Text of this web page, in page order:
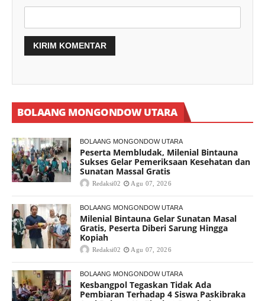
BOLAANG MONGONDOW UTARA
BOLAANG MONGONDOW UTARA
Peserta Membludak, Milenial Bintauna
Sukses Gelar Pemeriksaan Kesehatan dan
Sunatan Massal Gratis
Redaksi02 Agu 07, 2026
BOLAANG MONGONDOW UTARA
Milenial Bintauna Gelar Sunatan Masal
Gratis, Peserta Diberi Sarung Hingga
Kopiah
Redaksi02 Agu 07, 2026
BOLAANG MONGONDOW UTARA
Kesbangpol Tegaskan Tidak Ada
Pembiaran Terhadap 4 Siswa Paskibraka